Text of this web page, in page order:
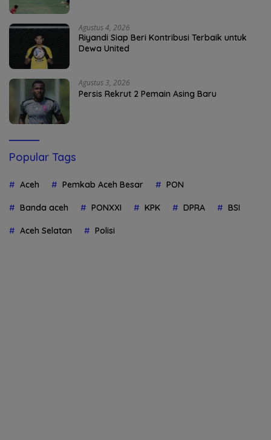
Agustus 4, 2026
Riyandi Siap Beri Kontribusi Terbaik untuk
Dewa United
Agustus 3, 2026
Persis Rekrut 2 Pemain Asing Baru
Popular Tags
Aceh Pemkab Aceh Besar PON
Banda aceh PONXXI KPK DPRA BSI
Aceh Selatan Polisi